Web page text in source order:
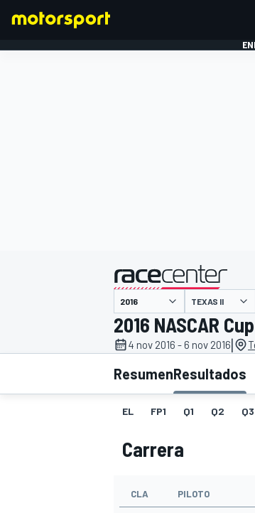
INDYCAR
TEXAS II
2016 NASCAR
4 nov 2016 - 6 nov 2016|
ResumenResultados
EL FP1 Q1 Q2 Q3
Carrera
CLA PILOTO